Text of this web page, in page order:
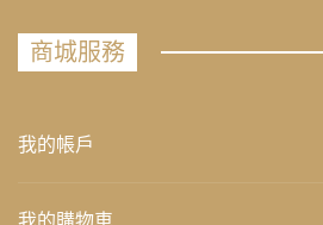
商城服務
我的帳戶
我的購物車